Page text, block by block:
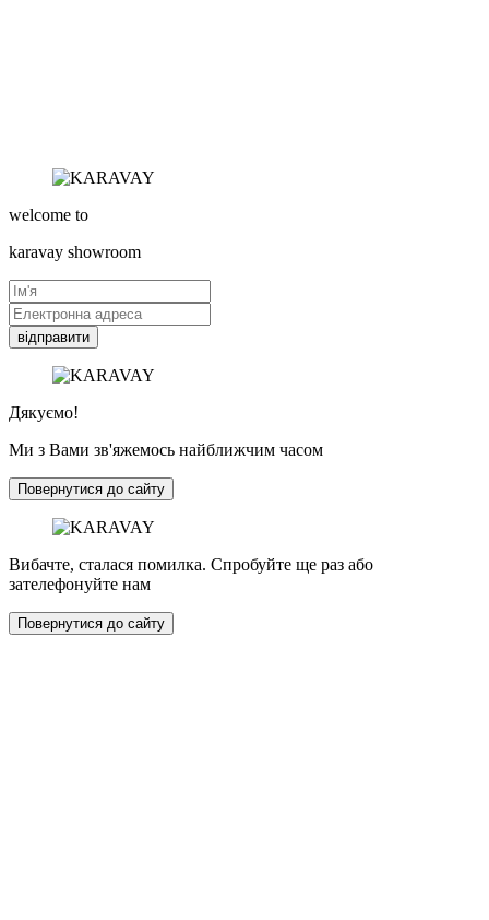
welcome to
karavay showroom
відправити
Дякуємо!
Ми з Вами зв'яжемось найближчим часом
Повернутися до сайту
Вибачте, сталася помилка. Спробуйте ще раз або
зателефонуйте нам
Повернутися до сайту